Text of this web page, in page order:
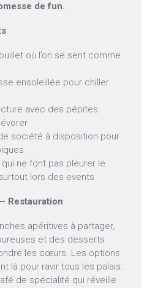
de fun.
où l’on se sent comme
ensoleillée pour chiller
avec des pépites
société à disposition pour
ne font pas pleurer le
lors des events
Restauration
apéritives à partager,
et des desserts
les cœurs. Les options
là pour ravir tous les palais.
de spécialité qui réveille